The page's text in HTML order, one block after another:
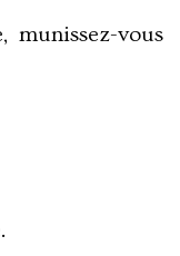
munissez-vous